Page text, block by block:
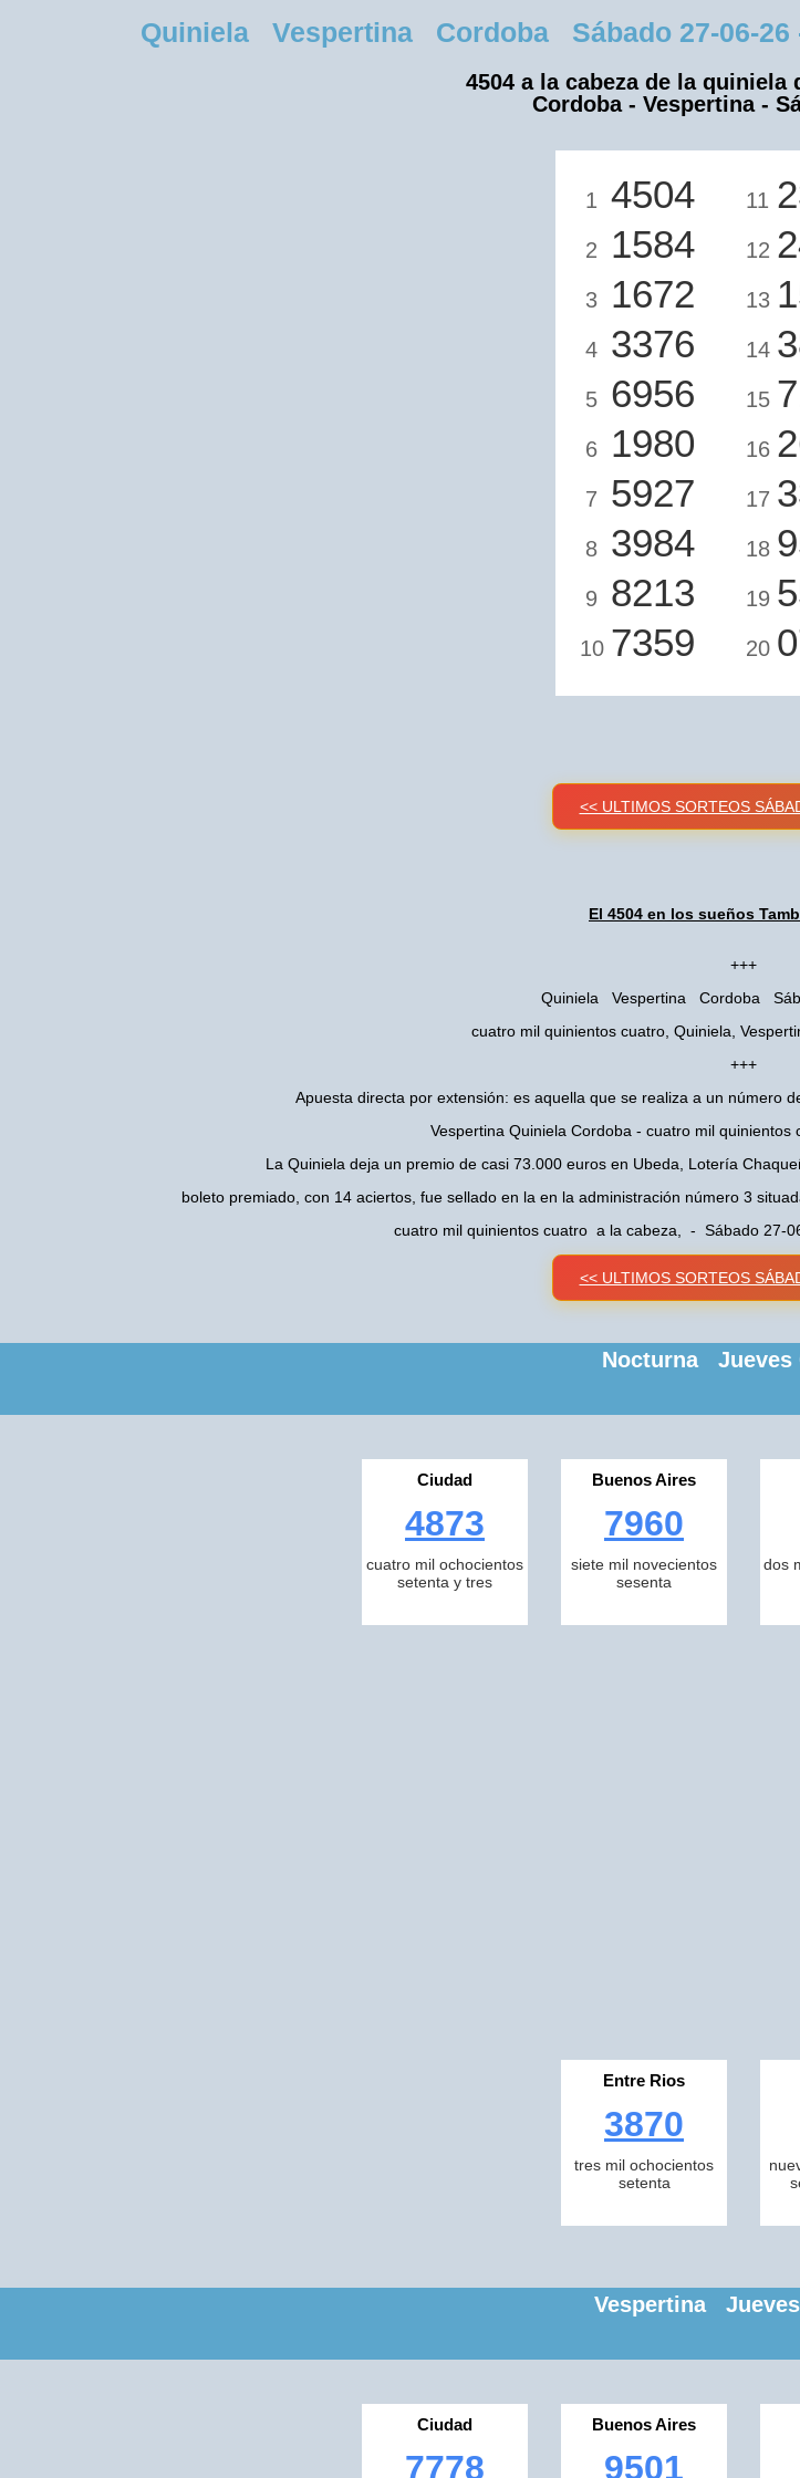
Quiniela Vespertina Cordoba Sábado 27-06-26
4504 a la cabeza de la quiniela
Cordoba - Vespertina -
1 4504
2 1584
3 1672
4 3376
5 6956
6 1980
7 5927
8 3984
9 8213
10 7359
11
12
13
14
15
16
17
18
19
20
<< ULTIMOS SORTEOS
El 4504 en los sueños
+++
Quiniela Vespertina Cordoba
cuatro mil quinientos cuatro, Quiniela,
+++
Apuesta directa por extensión: es aquella que se realiza a un número
Vespertina Quiniela Cordoba - cuatro mil
La Quiniela deja un premio de casi 73.000 euros en Ubeda, Lotería
boleto premiado, con 14 aciertos, fue sellado en la en la administración número 3
cuatro mil quinientos cuatro a la cabeza, - Sábado
<< ULTIMOS SORTEOS
Nocturna Jueves
Ciudad
4873
cuatro mil ochocientos
setenta y tres
Buenos Aires
7960
siete mil novecientos
sesenta
dos
Entre Rios
3870
tres mil ochocientos
setenta
Vespertina Jueves
Ciudad
7778
Buenos Aires
9501